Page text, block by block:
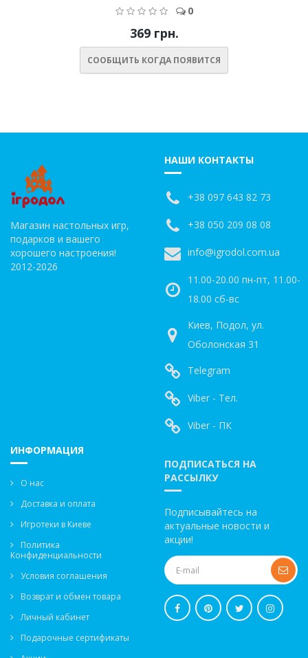
0
369 грн.
СООБЩИТЬ КОГДА ПОЯВИТСЯ
Магазин настольных игр,
подарков и вашего
хорошего настроения!
2012-2026
НАШИ КОНТАКТЫ
+38 097 643 82 73
+38 050 209 08 08
info@igrodol.com.ua
11.00-20.00 пн-пт, 11.00-
18.00 сб-вс
Киев, Подол, ул.
Оболонская 31
Telegram
Viber - Тел.
Viber - ПК
ИНФОРМАЦИЯ
О нас
Доставка и оплата
Игротеки в Киеве
Политика
Конфиденциальности
Условия соглашения
Возврат и обмен товара
Личный кабинет
Подарочные сертификаты
ПОДПИСАТЬСЯ НА
РАССЫЛКУ
Подписывайтесь на
актуальные новости и
акции!